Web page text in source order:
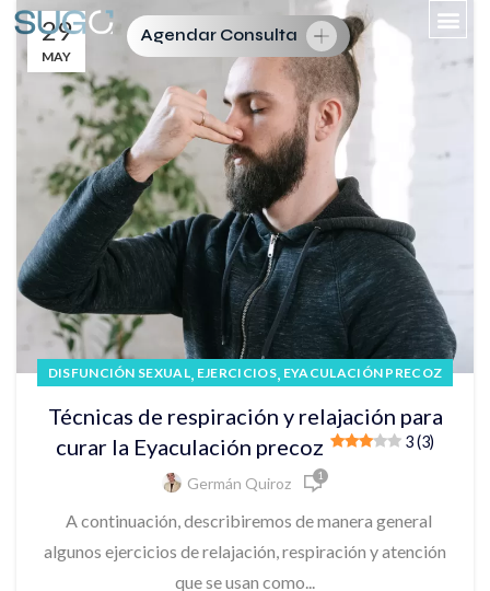
Agendar Consulta
29
MAY
DISFUNCIÓN SEXUAL, EJERCICIOS, EYACULACIÓN PRECOZ
Técnicas de respiración y relajación para
curar la Eyaculación precoz
3 (3)
Germán Quiroz 1
A continuación, describiremos de manera general
algunos ejercicios de relajación, respiración y atención
que se usan como...